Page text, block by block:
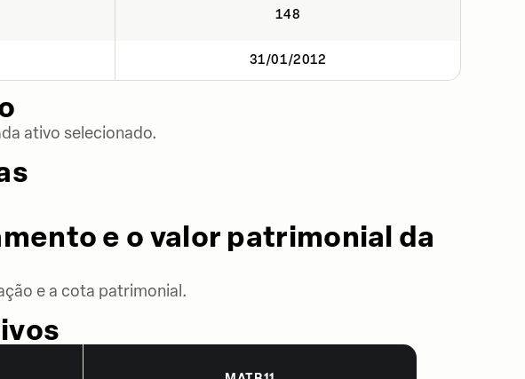
148
31/01/2012
ativo selecionado.
e o valor patrimonial da
e a cota patrimonial.